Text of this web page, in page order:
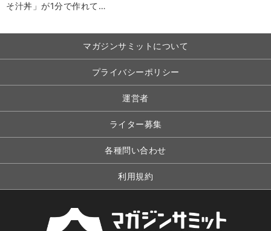
そ汁丼」が1分で作れて…
マガジンサミットについて
プライバシーポリシー
運営者
ライター募集
各種問い合わせ
利用規約